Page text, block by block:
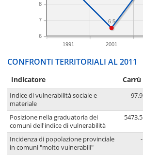
1991 2001
6
7
8
6.5
CONFRONTI TERRITORIALI AL 2011
Indicatore Carrù
Indice di vulnerabilità sociale e
materiale
97.9
Posizione nella graduatoria dei
comuni dell'indice di vulnerabilità
5473.5
Incidenza di popolazione provinciale
in comuni "molto vulnerabili"
-